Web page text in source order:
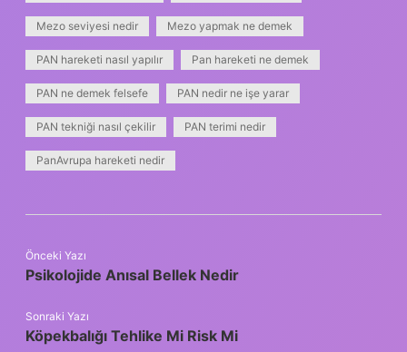
Mezo seviyesi nedir Mezo yapmak ne demek
PAN hareketi nasıl yapılır Pan hareketi ne demek
PAN ne demek felsefe PAN nedir ne işe yarar
PAN tekniği nasıl çekilir PAN terimi nedir
PanAvrupa hareketi nedir
Önceki Yazı
Psikolojide Anısal Bellek Nedir
Sonraki Yazı
Köpekbalığı Tehlike Mi Risk Mi